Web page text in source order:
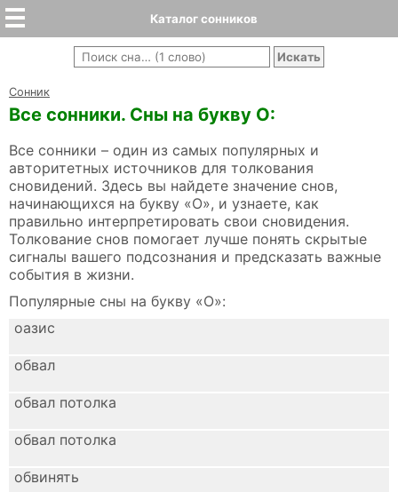
Каталог сонников
Cонник
Все сонники. Сны на букву О:
Все сонники – один из самых популярных и
авторитетных источников для толкования
сновидений. Здесь вы найдете значение снов,
начинающихся на букву «О», и узнаете, как
правильно интерпретировать свои сновидения.
Толкование снов помогает лучше понять скрытые
сигналы вашего подсознания и предсказать важные
события в жизни.
Популярные сны на букву «О»:
оазис
обвал
обвал потолка
обвал потолка
обвинять